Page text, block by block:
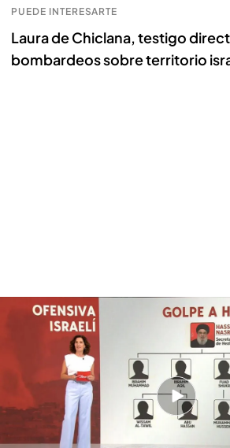
PUEDE INTERESARTE
Laura de Chiclana, testigo
bombardeos sobre territorio
¿Quién era Hasán Nasrala?: así queda el
muerte